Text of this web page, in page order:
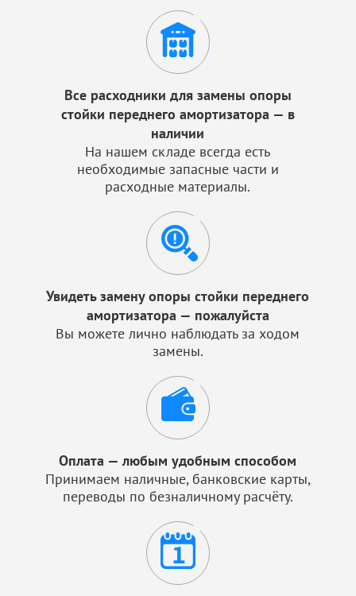
Все расходники для замены опоры
стойки переднего амортизатора — в
наличии
На нашем складе всегда есть
необходимые запасные части и
расходные материалы.
Увидеть замену опоры стойки переднего
амортизатора — пожалуйста
Вы можете лично наблюдать за ходом
замены.
Оплата — любым удобным способом
Принимаем наличные, банковские карты,
переводы по безналичному расчёту.